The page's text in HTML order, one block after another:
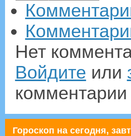
Нет
Войдите или
комментарии
Гороскоп на сегодня,